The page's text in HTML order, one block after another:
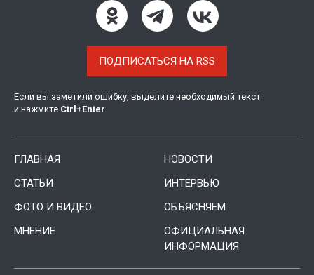
ПОДПИСАТЬСЯ НА RSS
Если вы заметили ошибку, выделите необходимый текст
и нажмите Ctrl +Enter
ГЛАВНАЯ
НОВОСТИ
СТАТЬИ
ИНТЕРВЬЮ
ФОТО И ВИДЕО
ОБЪЯСНЯЕМ
МНЕНИЕ
ОФИЦИАЛЬНАЯ
ИНФОРМАЦИЯ